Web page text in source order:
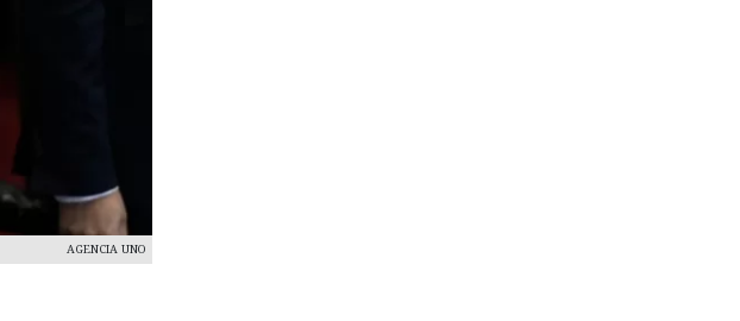
AGENCIA UNO